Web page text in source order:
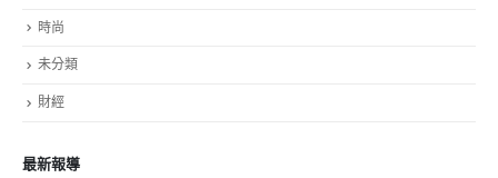
時尚
未分類
財經
最新報導